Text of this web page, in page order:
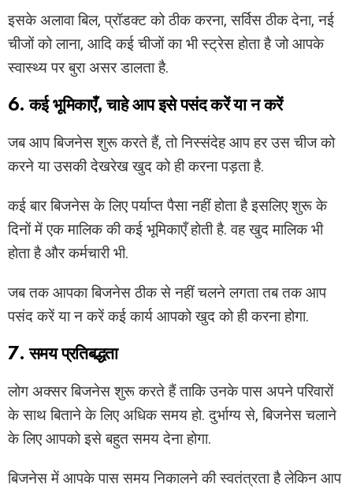
इसके अलावा बिल, प्रॉडक्ट को ठीक करना, सर्विस ठीक देना, नई
चीजों को लाना, आदि कई चीजों का भी स्ट्रेस होता है जो आपके
स्वास्थ्य पर बुरा असर डालता है.
6. कई भूमिकाएँ, चाहे आप इसे पसंद करें या न करें
जब आप बिजनेस शुरू करते हैं, तो निस्संदेह आप हर उस चीज को
करने या उसकी देखरेख खुद को ही करना पड़ता है.
कई बार बिजनेस के लिए पर्याप्त पैसा नहीं होता है इसलिए शुरू के
दिनों में एक मालिक की कई भूमिकाएँ होती है. वह खुद मालिक भी
होता है और कर्मचारी भी.
जब तक आपका बिजनेस ठीक से नहीं चलने लगता तब तक आप
पसंद करें या न करें कई कार्य आपको खुद को ही करना होगा.
7. समय प्रतिबद्धता
लोग अक्सर बिजनेस शुरू करते हैं ताकि उनके पास अपने परिवारों
के साथ बिताने के लिए अधिक समय हो. दुर्भाग्य से, बिजनेस चलाने
के लिए आपको इसे बहुत समय देना होगा.
बिजनेस में आपके पास समय निकालने की स्वतंत्रता है लेकिन आप